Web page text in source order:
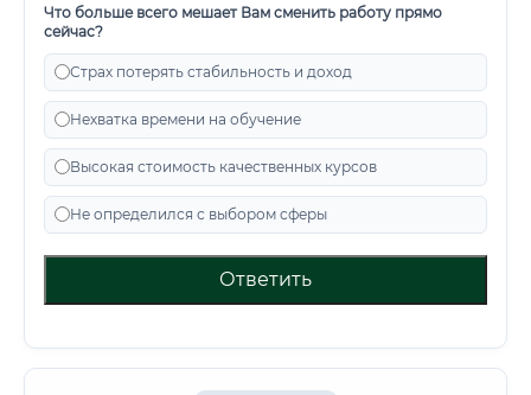
Что больше всего мешает Вам сменить работу прямо
сейчас?
Страх потерять стабильность и доход
Нехватка времени на обучение
Высокая стоимость качественных курсов
Не определился с выбором сферы
Ответить